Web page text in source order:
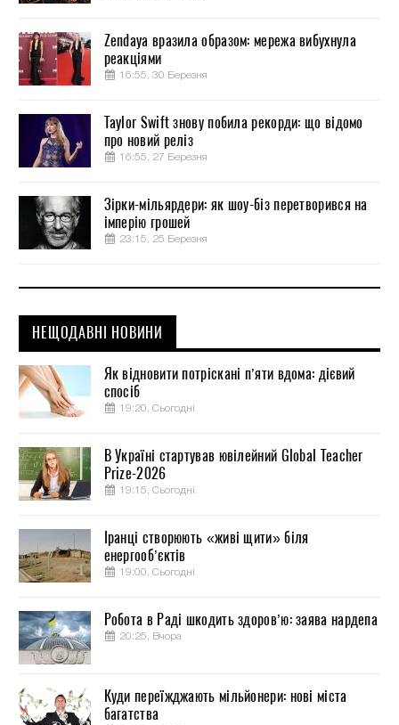
Zendaya вразила образом: мережа вибухнула
реакціями
16:55, 30 Березня
Taylor Swift знову побила рекорди: що відомо
про новий реліз
16:55, 27 Березня
Зірки-мільярдери: як шоу-біз перетворився на
імперію грошей
23:15, 25 Березня
НЕЩОДАВНІ НОВИНИ
Як відновити потріскані п’яти вдома: дієвий
спосіб
19:20, Сьогодні
В Україні стартував ювілейний Global Teacher
Prize-2026
19:15, Сьогодні
Іранці створюють «живі щити» біля
енергооб’єктів
19:00, Сьогодні
Робота в Раді шкодить здоров’ю: заява нардепа
20:25, Вчора
Куди переїжджають мільйонери: нові міста
багатства